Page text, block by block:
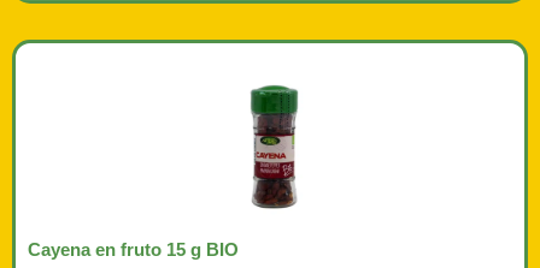
Cayena en fruto 15 g BIO